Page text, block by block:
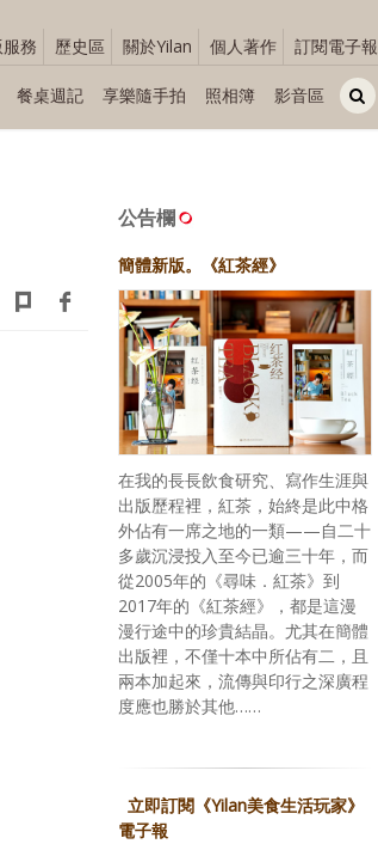
務 歷史區 關於Yilan 個人著作 訂閱電子報
餐桌週記 享樂隨手拍 照相簿 影音區
公告欄
簡體新版。《紅茶經》
在我的長長飲食研究、寫作生涯與
出版歷程裡，紅茶，始終是此中格
外佔有一席之地的一類——自二十
多歲沉浸投入至今已逾三十年，而
從2005年的《尋味．紅茶》到
2017年的《紅茶經》，都是這漫
漫行途中的珍貴結晶。尤其在簡體
出版裡，不僅十本中所佔有二，且
兩本加起來，流傳與印行之深廣程
度應也勝於其他……
立即訂閱《Yilan美食生活玩家》
電子報